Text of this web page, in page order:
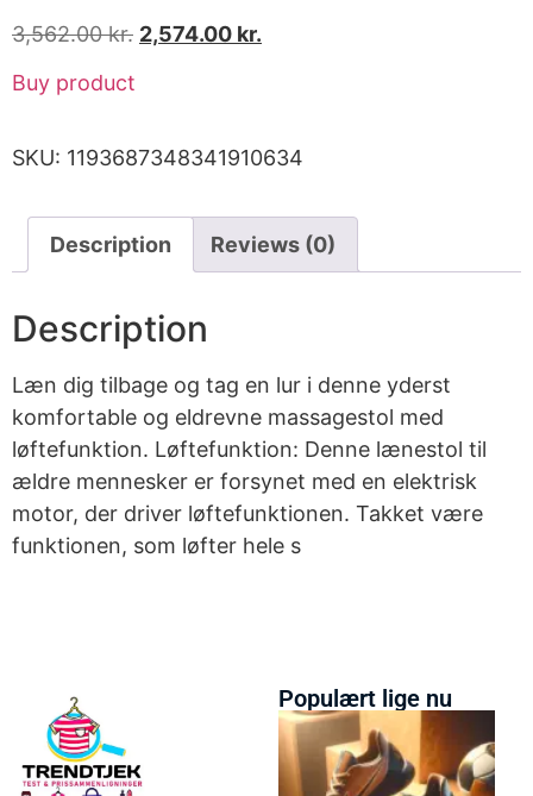
3,562.00kr. 2,574.00 kr.
Buy product
SKU: 1193687348341910634
Description Reviews (0)
Description
Læn dig tilbage og tag en lur i denne yderst
komfortable og eldrevne massagestol med
løftefunktion. Løftefunktion: Denne lænestol til
ældre mennesker er forsynet med en elektrisk
motor, der driver løftefunktionen. Takket være
funktionen, som løfter hele s
Populært lige nu